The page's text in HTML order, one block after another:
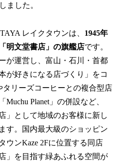
ました。
レイクタウンは、 1945年
明文堂書店」の旗艦店です。
が運営し、富山・石川・首都
が好きになる店づくり」をコ
タリーズコーヒーとの複合型店
Planet」の併設など、
」として地域のお客様に新し
す。国内最大級のショッピン
ウンKaze 2Fに位置する同店
」を目指す緑あふれる空間が